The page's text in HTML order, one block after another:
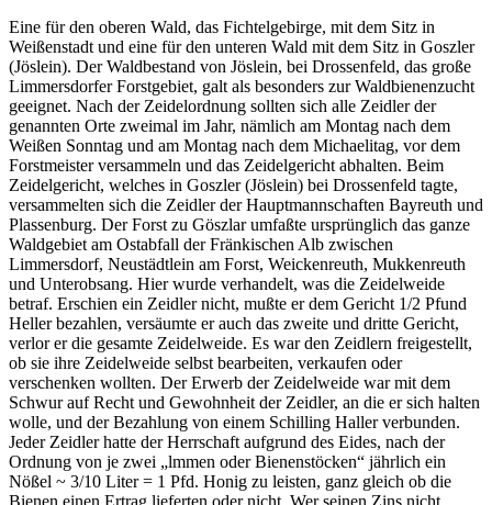
Eine für den oberen Wald, das Fichtelgebirge, mit dem Sitz in
Weißenstadt und eine für den unteren Wald mit dem Sitz in Goszler
(Jöslein). Der Waldbestand von Jöslein, bei Drossenfeld, das große
Limmersdorfer Forstgebiet, galt als besonders zur Waldbienenzucht
geeignet. Nach der Zeidelordnung sollten sich alle Zeidler der
genannten Orte zweimal im Jahr, nämlich am Montag nach dem
Weißen Sonntag und am Montag nach dem Michaelitag, vor dem
Forstmeister versammeln und das Zeidelgericht abhalten. Beim
Zeidelgericht, welches in Goszler (Jöslein) bei Drossenfeld tagte,
versammelten sich die Zeidler der Hauptmannschaften Bayreuth und
Plassenburg. Der Forst zu Göszlar umfaßte ursprünglich das ganze
Waldgebiet am Ostabfall der Fränkischen Alb zwischen
Limmersdorf, Neustädtlein am Forst, Weickenreuth, Mukkenreuth
und Unterobsang. Hier wurde verhandelt, was die Zeidelweide
betraf. Erschien ein Zeidler nicht, mußte er dem Gericht 1/2 Pfund
Heller bezahlen, versäumte er auch das zweite und dritte Gericht,
verlor er die gesamte Zeidelweide. Es war den Zeidlern freigestellt,
ob sie ihre Zeidelweide selbst bearbeiten, verkaufen oder
verschenken wollten. Der Erwerb der Zeidelweide war mit dem
Schwur auf Recht und Gewohnheit der Zeidler, an die er sich halten
wolle, und der Bezahlung von einem Schilling Haller verbunden.
Jeder Zeidler hatte der Herrschaft aufgrund des Eides, nach der
Ordnung von je zwei „lmmen oder Bienenstöcken“ jährlich ein
Nößel ~ 3/10 Liter = 1 Pfd. Honig zu leisten, ganz gleich ob die
Bienen einen Ertrag lieferten oder nicht. Wer seinen Zins nicht